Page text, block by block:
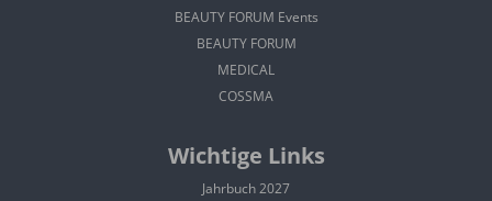
BEAUTY FORUM Events
BEAUTY FORUM
MEDICAL
COSSMA
Wichtige Links
Jahrbuch 2027